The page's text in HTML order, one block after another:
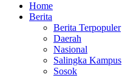
Home
Berita
Berita Terpopuler
Daerah
Nasional
Salingka Kampus
Sosok